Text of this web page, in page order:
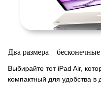
Два размера –
Выбирайте тот iPad Air,
компактный для удобства в